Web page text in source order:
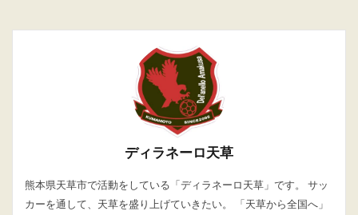
ディラネーロ天草
熊本県天草市で活動をしている「ディラネーロ天草」です。 サッ
カーを通して、天草を盛り上げていきたい。 「天草から全国へ」